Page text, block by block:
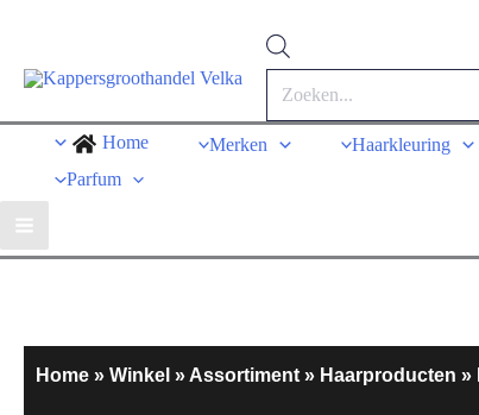
Home Merken Haarkleuring
Parfum
Home » Winkel » Assortiment » Haarproducten »